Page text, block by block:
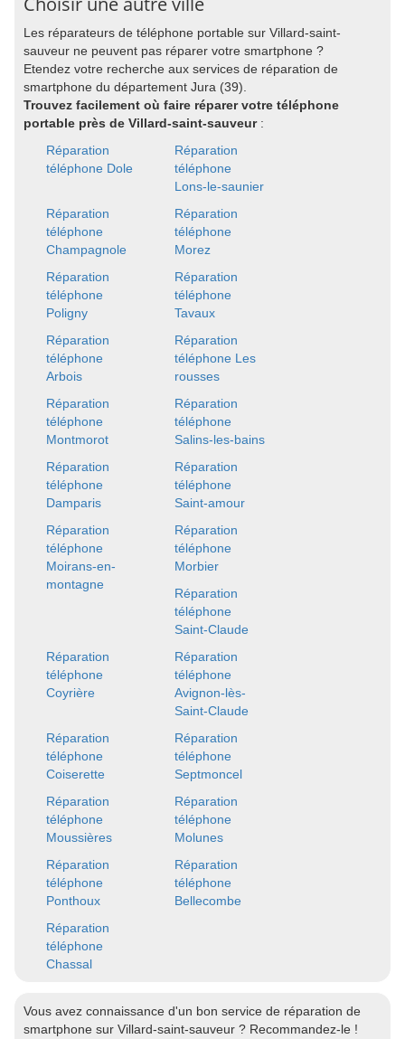
Les réparateurs de téléphone portable sur Villard-saint-
sauveur ne peuvent pas réparer votre smartphone ?
Etendez votre recherche aux services de réparation de
smartphone du département Jura (39).
Trouvez facilement où faire réparer votre téléphone
portable près de Villard-saint-sauveur:
Réparation
téléphone Dole
Réparation
téléphone
Lons-le-saunier
Réparation
téléphone
Champagnole
Réparation
téléphone
Morez
Réparation
téléphone
Poligny
Réparation
téléphone
Tavaux
Réparation
téléphone
Arbois
Réparation
téléphone Les
rousses
Réparation
téléphone
Montmorot
Réparation
téléphone
Salins-les-bains
Réparation
téléphone
Damparis
Réparation
téléphone
Saint-amour
Réparation
téléphone
Moirans-en-
montagne
Réparation
téléphone
Morbier
Réparation
téléphone
Saint-Claude
Réparation
téléphone
Coyrière
Réparation
téléphone
Avignon-lès-
Saint-Claude
Réparation
téléphone
Coiserette
Réparation
téléphone
Septmoncel
Réparation
téléphone
Moussières
Réparation
téléphone
Molunes
Réparation
téléphone
Ponthoux
Réparation
téléphone
Bellecombe
Réparation
téléphone
Chassal
Vous avez connaissance d'un bon service de réparation de
smartphone sur Villard-saint-sauveur ? Recommandez-le !